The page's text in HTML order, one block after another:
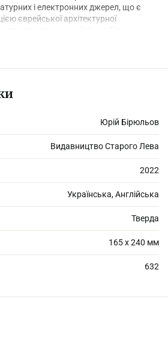
і електронних джерел, що є
єврейської архітектурної
призначення споруд, з
аналіз, а також свідчення про
пов’язаних з тією чи іншою
та будівничих з
іменний покажчик та англомовна
Юрій Бірюльов
Видавництво Старого Лева
2022
Українська, Англійська
Тверда
165 х 240 мм
632